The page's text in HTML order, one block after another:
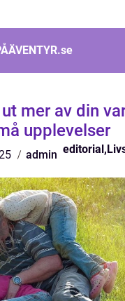
se
mer av din
upplevelser
admin editorial,